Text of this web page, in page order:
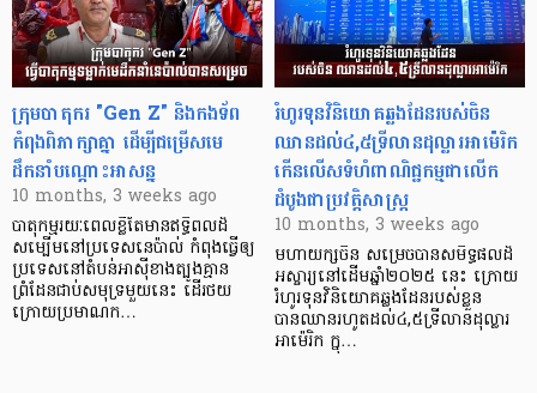
ក្រុមបាតុករ "Gen Z" និងកងទ័ព
កំពុងពិភាក្សាគ្នា ដើម្បីជម្រើសមេ
ដឹកនាំបណ្តោះអាសន្ន
10 months, 3 weeks ago
បាតុកម្មរយៈពេលខ្លីតែមានឥទ្ធិពលដ៏
សម្បើមនៅប្រទេសនេប៉ាល់ កំពុងធ្វើឲ្យ
ប្រទេសនៅតំបន់អាស៊ីខាងត្បូងគ្មាន
ព្រំដែនជាប់សមុទ្រមួយនេះ ដើរថយ
ក្រោយប្រមាណក…
រំហូរទុនវិនិយោគឆ្លងដែនរបស់ចិន
ឈានដល់៤,៥ទ្រីលានដុល្លារអាម៉េរិក
កើនលើសទំហំពាណិជ្ជកម្មជាលើក
ដំបូងជាប្រវត្តិសាស្ត្រ
10 months, 3 weeks ago
មហាយក្សចិន សម្រេចបានសមិទ្ធផលដ៏
អស្ចារ្យនៅដើមឆ្នាំ២០២៥ នេះ ក្រោយ
រំហូរទុនវិនិយោគឆ្លងដែនរបស់ខ្លួន
បានឈានរហូតដល់៤,៥ទ្រីលានដុល្លារ
អាម៉េរិក ក្នុ…